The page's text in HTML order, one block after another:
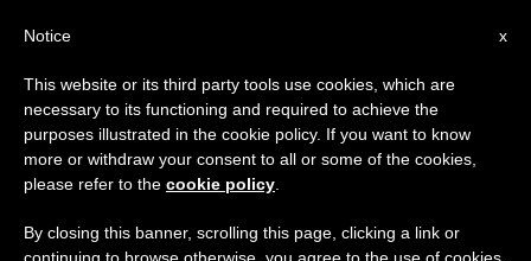
Gloria Estefan: "Alcune mie
canzoni sono come preghiere"
x
Notice
This website or its third party tools use cookies, which are
necessary to its functioning and required to achieve the
purposes illustrated in the cookie policy. If you want to know
more or withdraw your consent to all or some of the cookies,
please refer to the cookie policy
By closing this banner, scrolling this page, clicking a link or